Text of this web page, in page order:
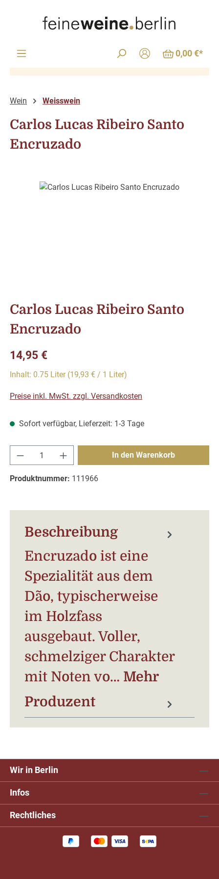
0,00 €*
Wein Weisswein
Carlos Lucas Ribeiro Santo
Encruzado
Bildergalerie überspringen
Carlos Lucas Ribeiro Santo
Encruzado
Regulärer Preis:
14,95 €
Inhalt: 0.75 Liter (19,93 € / 1 Liter)
Preise inkl. MwSt. zzgl. Versandkosten
Sofort verfügbar, Lieferzeit: 1-3 Tage
Produkt Anzahl: Gib den gewünschten
In den Warenkorb
Produktnummer: 111966
Beschreibung
Encruzado ist eine
Spezialität aus dem
Dão, typischerweise
im Holzfass
ausgebaut. Voller,
schmelziger Charakter
mit Noten vo… Mehr
Produzent
Wir in Berlin
Infos
Rechtliches